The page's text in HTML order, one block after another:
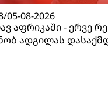
05-08-2026
აფრიკაში - ერვე
ადგილას